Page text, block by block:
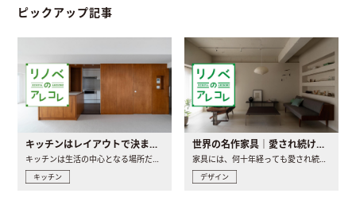
ピックアップ記事
キッチンはレイアウトで決まる。後悔しないための考え方と選び方
キッチン
世界の名作家具｜愛され続ける理由と一生モノとの出会い方
デザイン